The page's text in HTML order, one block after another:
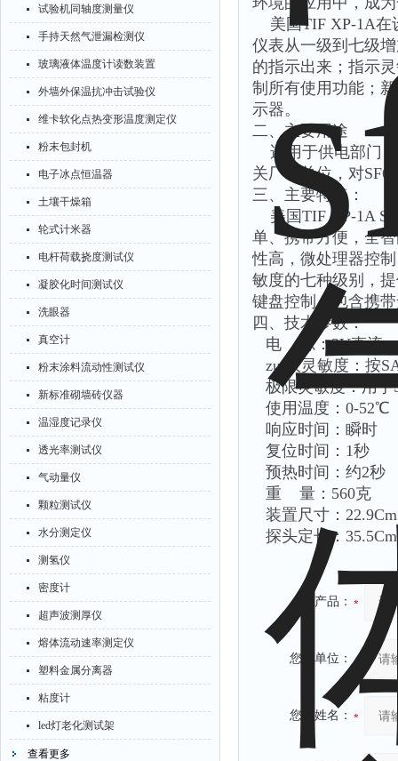
试验机同轴度测量仪
手持天然气泄漏检测仪
玻璃液体温度计读数装置
外墙外保温抗冲击试验仪
维卡软化点热变形温度测定仪
粉末包封机
电子冰点恒温器
土壤干燥箱
轮式计米器
电杆荷载挠度测试仪
凝胶化时间测试仪
洗眼器
真空计
粉末涂料流动性测试仪
新标准砌墙砖仪器
温湿度记录仪
透光率测试仪
气动量仪
颗粒测试仪
水分测定仪
测氢仪
密度计
超声波测厚仪
熔体流动速率测定仪
塑料金属分离器
粘度计
led灯老化测试架
查看更多
美国TIF XP-1A在
仪表从一级到七级
的指示出来；指示
制所有使用功能；
示器。
二、主要用途
适用于供电部门，
关厂等单位，对
三、主要特点：
美国TIF XP-1A
单、携带方便，全
性高，微处理器控
敏度的七种级别，
键盘控制，包含携
四、技术参数：
电 源：3V直流，
zui大灵敏度：按
极限灵敏度：用于
使用温度：0-52℃
响应时间：瞬时
复位时间：1秒
预热时间：约2秒
重 量：560克
装置尺寸：
探头定长：35.5Cm
产品：
您的单位：
您的姓名：